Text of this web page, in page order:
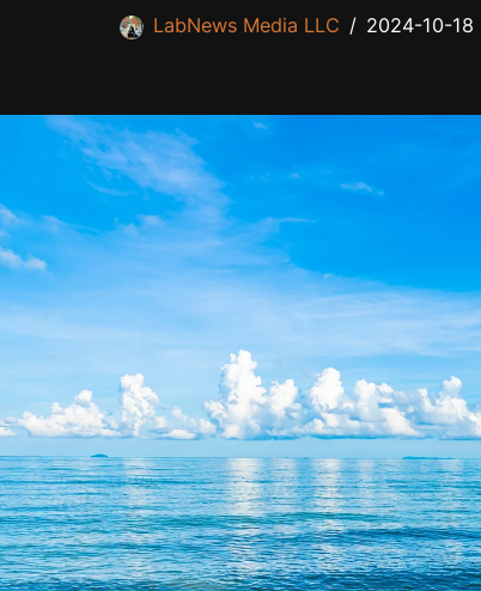
LabNews Media LLC 2024-10-18